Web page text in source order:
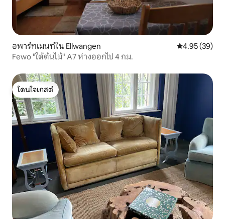
อพาร์ทเมนท์ใน Ellwangen คะแนนเฉลี่ย
4.95 (39)
Fewo "ใต้ต้นไม้" A7 ห่างออกไป 4 กม.
โดนใจเกสต์
โดนใจเกสต์